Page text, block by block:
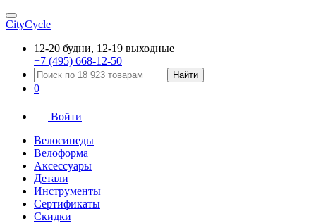
CityCycle
12-20 будни, 12-19 выходные
+7 (495) 668-12-50
Найти
0
Войти
Велосипеды
Велоформа
Аксессуары
Детали
Инструменты
Сертификаты
Скидки